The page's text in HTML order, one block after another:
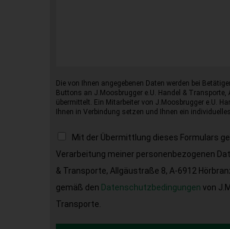
Die von Ihnen angegebenen Daten werden bei
Buttons an J.Moosbrugger e.U. Handel &
übermittelt. Ein Mitarbeiter von J.Moosbrugger e.U.
Ihnen in Verbindung setzen und Ihnen ein
Mit der Übermittlung dieses Formulars
Verarbeitung meiner personenbezogenen
& Transporte, Allgäustraße 8, A-6912
gemäß den Datenschutzbedingungen von
Transporte.